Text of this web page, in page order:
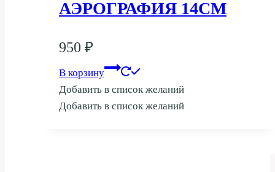
АЭРОГРАФИЯ 14СМ
950 ₽
В корзину
Добавить в список желаний
Добавить в список желаний